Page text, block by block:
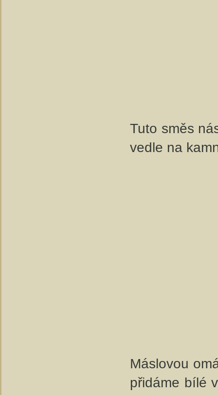
Tuto směs
vedle na
Máslovou
přidáme bílé